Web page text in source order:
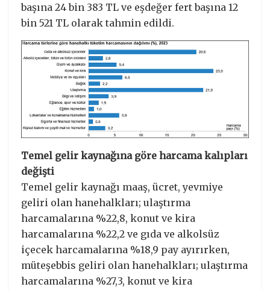
başına 24 bin 383 TL ve eşdeğer fert başına 12
bin 521 TL olarak tahmin edildi.
Temel gelir kaynağına göre harcama kalıpları
değişti
Temel gelir kaynağı maaş, ücret, yevmiye
geliri olan hanehalkları; ulaştırma
harcamalarına %22,8, konut ve kira
harcamalarına %22,2 ve gıda ve alkolsüz
içecek harcamalarına %18,9 pay ayırırken,
müteşebbis geliri olan hanehalkları; ulaştırma
harcamalarına %27,3, konut ve kira